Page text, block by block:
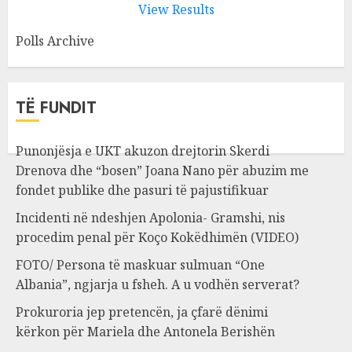
View Results
Polls Archive
TË FUNDIT
Punonjësja e UKT akuzon drejtorin Skerdi
Drenova dhe “bosen” Joana Nano për abuzim me
fondet publike dhe pasuri të pajustifikuar
Incidenti në ndeshjen Apolonia- Gramshi, nis
procedim penal për Koço Kokëdhimën (VIDEO)
FOTO/ Persona të maskuar sulmuan “One
Albania”, ngjarja u fsheh. A u vodhën serverat?
Prokuroria jep pretencën, ja çfarë dënimi
kërkon për Mariela dhe Antonela Berishën